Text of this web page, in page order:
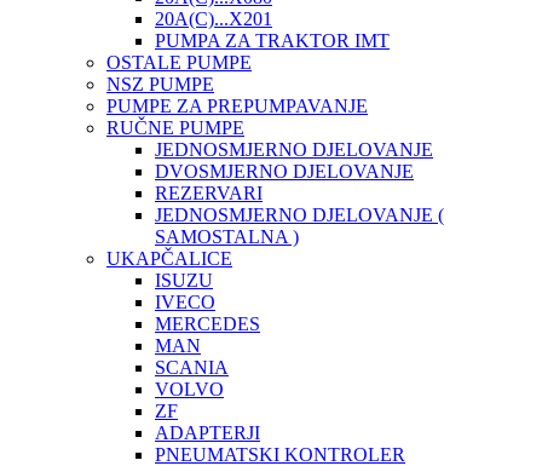
20A(C)...X201
PUMPA ZA TRAKTOR IMT
OSTALE PUMPE
NSZ PUMPE
PUMPE ZA PREPUMPAVANJE
RUČNE PUMPE
JEDNOSMJERNO DJELOVANJE
DVOSMJERNO DJELOVANJE
REZERVARI
JEDNOSMJERNO DJELOVANJE (
SAMOSTALNA )
UKAPČALICE
ISUZU
IVECO
MERCEDES
MAN
SCANIA
VOLVO
ZF
ADAPTERJI
PNEUMATSKI KONTROLER